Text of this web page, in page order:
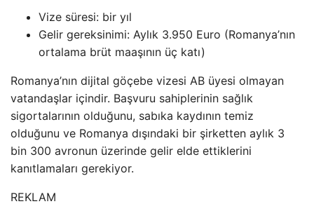
Vize süresi: bir yıl
Gelir gereksinimi: Aylık 3.950 Euro (Romanya’nın
ortalama brüt maaşının üç katı)
Romanya’nın dijital göçebe vizesi AB üyesi olmayan
vatandaşlar içindir. Başvuru sahiplerinin sağlık
sigortalarının olduğunu, sabıka kaydının temiz
olduğunu ve Romanya dışındaki bir şirketten aylık 3
bin 300 avronun üzerinde gelir elde ettiklerini
kanıtlamaları gerekiyor.
REKLAM